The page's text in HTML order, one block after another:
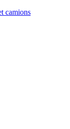
camions